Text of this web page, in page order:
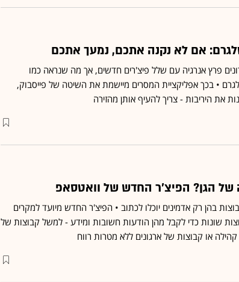
אם לא נקנה אתכם, נמעך אתכם
פרץ אנרגיה עם שלל פיצ'רים חדשים, אך מה שנראה כמו
• בכך אפליקציית המסרים מיישמת את השיטה של פייסבוק,
את היריבות - צריך להעיף אותן מהזירה
של הגן? הפיצ'ר החדש של וואטסאפ
בהן רק אדמינים יוכלו לכתוב • הפיצ'ר החדש מיועד למקרים
שונות כדי לקבל מהן הודעות חשובות ומידע - למשל קבוצות של
קהילה או קבוצות של ארגונים ללא מטרות רווח